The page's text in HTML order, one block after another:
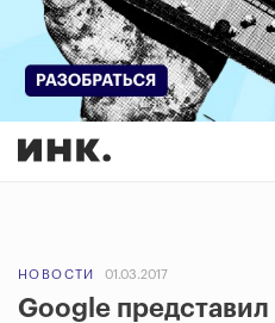
НОВОСТИ 01.03.2017
Google